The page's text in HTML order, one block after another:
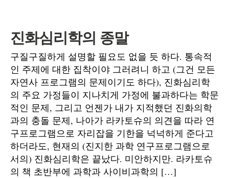
진화심리학의 종말
구질구질하게 설명할 필요도 없을 듯 하다. 통속적
인 주제에 대한 집착이야 그러려니 하고 (그건 모든
자연사 프로그램의 문제이기도 하다), 진화심리학
의 주요 가정들이 지나치게 가정에 불과하다는 학문
적인 문제, 그리고 언젠가 내가 지적했던 진화의학
과의 충돌 문제, 나아가 라카토슈의 의견을 따라 연
구프로그램으로 자리잡을 기한을 넉넉하게 준다고
하더라도, 현재의 (진지한 과학 연구프로그램으로
서의) 진화심리학은 끝났다. 미안하지만. 라카토슈
의 책 초반부에 과학과 사이비과학의 […]